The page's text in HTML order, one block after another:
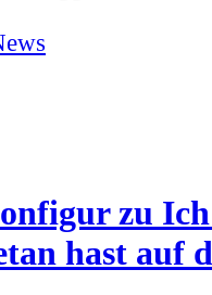
zu Ich
hast auf